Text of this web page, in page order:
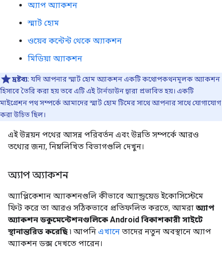
অ্যাপ অ্যাকশন
স্মার্ট হোম
ওয়েব কন্টেন্ট থেকে অ্যাকশন
মিডিয়া অ্যাকশন
দ্রষ্টব্য: যদি আপনার স্মার্ট হোম অ্যাকশন একটি কথোপকথনমূলক অ্যাকশন
হিসাবে তৈরি করা হয় তবে এটি এই টার্নডাউন দ্বারা প্রভাবিত হয়। একটি
মাইগ্রেশন পথ সম্পর্কে আমাদের স্মার্ট হোম টিমের সাথে আপনার সাথে যোগাযোগ
করা উচিত ছিল।
এই উন্নয়ন পথের আসন্ন পরিবর্তন এবং উন্নতি সম্পর্কে আরও
তথ্যের জন্য, নিম্নলিখিত বিভাগগুলি দেখুন।
অ্যাপ অ্যাকশন
অ্যাপ্লিকেশান অ্যাকশনগুলি কীভাবে অ্যান্ড্রয়েড ইকোসিস্টেমে
ফিট করে তা আরও সঠিকভাবে প্রতিফলিত করতে, আমরা অ্যাপ
অ্যাকশন ডকুমেন্টেশনগুলিকে Android বিকাশকারী সাইটে
স্থানান্তরিত করেছি৷ আপনি এখানে তাদের নতুন অবস্থানে অ্যাপ
অ্যাকশন ডক্স দেখতে পারেন।